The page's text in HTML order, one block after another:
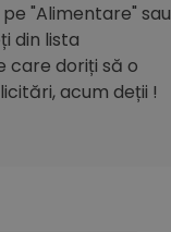
"Alimentare" sau
din lista
care doriți să o
acum deții !